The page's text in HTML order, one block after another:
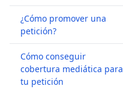
¿Cómo promover una
petición?
Cómo conseguir
cobertura mediática para
tu petición